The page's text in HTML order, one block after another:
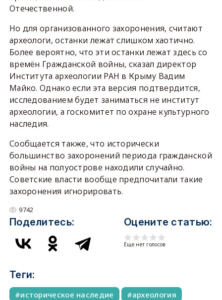
Отечественной.
Но для организованного захоронения, считают
археологи, останки лежат слишком хаотично.
Более вероятно, что эти останки лежат здесь со
времён Гражданской войны, сказал директор
Института археологии РАН в Крыму Вадим
Майко. Однако если эта версия подтвердится,
исследованием будет заниматься не институт
археологии, а госкомитет по охране культурного
наследия.
Сообщается также, что исторически
большинство захоронений периода гражданской
войны на полуострове находили случайно.
Советские власти вообще предпочитали такие
захоронения игнорировать.
9742
Поделитесь: Оцените статью:
Еще нет голосов
Теги:
историческое наследие
археология